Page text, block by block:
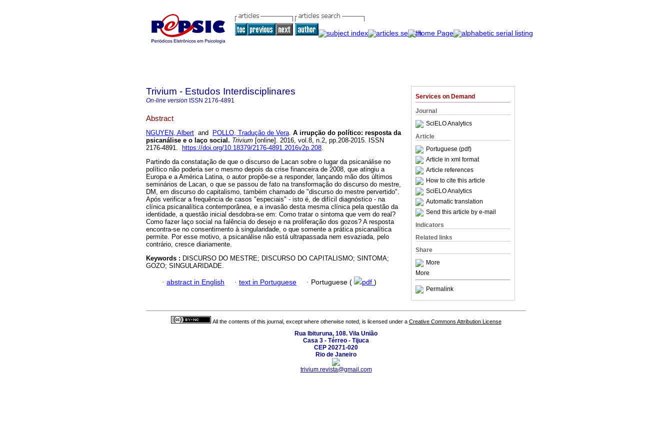
Services on Demand
Journal
SciELO Analytics
Article
Portuguese (pdf)
Article in xml format
Article references
How to cite this article
SciELO Analytics
Automatic translation
Send this article by e-mail
Indicators
Related links
Share
More
More
Permalink
Trivium - Estudos Interdisciplinares
On-line version ISSN 2176-4891
Abstract
NGUYEN, Albert and POLLO, Tradução de Vera. A irrupção do político: resposta da
psicanálise e o laço social . Trivium [online]. 2016, vol.8, n.2, pp.208-2015. ISSN
2176-4891.
https://doi.org/10.18379/2176-4891.2016v2p.208.
Partindo da constatação de que o discurso de Lacan sobre o lugar da psicanálise no
político não poderia ser o mesmo depois da crise financeira de 2008, que atingiu a
Europa e a América Latina, o autor propõe-se a responder, lançando mão dos últimos
seminários de Lacan, o que se passou de fato na transformação do discurso do mestre,
DM, em discurso do capitalismo, também chamado de "discurso do mestre pervertido".
Após verificar a frequência de casos "especiais" - isto é, de difícil diagnóstico - na
clínica psicanalítica contemporânea, e a invasão desta mesma clínica pela questão da
identidade, a questão inicial desdobra-se em: Como tratar o sintoma que vem do real?
Como fazer laço social na falência do desejo e na proliferação dos gozos? A resposta
encontra-se no consentimento à singularidade, o que somente a prática psicanalítica
permite. Por esse motivo, a psicanálise não está ultrapassada nem esvaziada, pelo
contrário, cresce diariamente.
Keywords : DISCURSO DO MESTRE; DISCURSO DO CAPITALISMO; SINTOMA;
GOZO; SINGULARIDADE.
· abstract in English · text in Portuguese · Portuguese ( pdf )
All the contents of this journal, except where otherwise noted, is licensed under a Creative Commons Attribution License
Rua Ibituruna, 108. Vila União
Casa 3 - Térreo - Tijuca
CEP 20271-020
Rio de Janeiro
trivium.revista@gmail.com